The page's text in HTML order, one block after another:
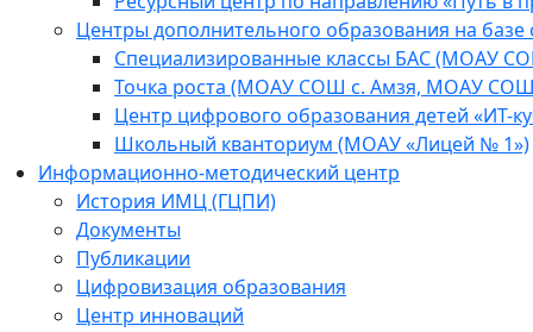
Центры дополнительного образования на
Специализированные классы БАС (МОАУ
Точка роста (МОАУ СОШ с. Амзя, МОАУ СОШ
Центр цифрового образования детей
Школьный кванториум (МОАУ «Лицей № 1»)
Информационно-методический центр
История ИМЦ (ГЦПИ)
Документы
Публикации
Цифровизация образования
Центр инноваций